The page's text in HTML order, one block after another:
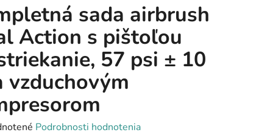
sada airbrush
Action s pištoľou
57 psi ± 10
vzduchovým
Podrobnosti hodnotenia